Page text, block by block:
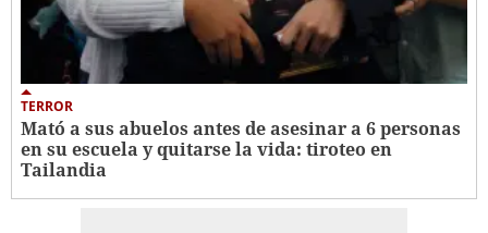
TERROR
Mató a sus abuelos antes de asesinar a 6 personas
en su escuela y quitarse la vida: tiroteo en
Tailandia